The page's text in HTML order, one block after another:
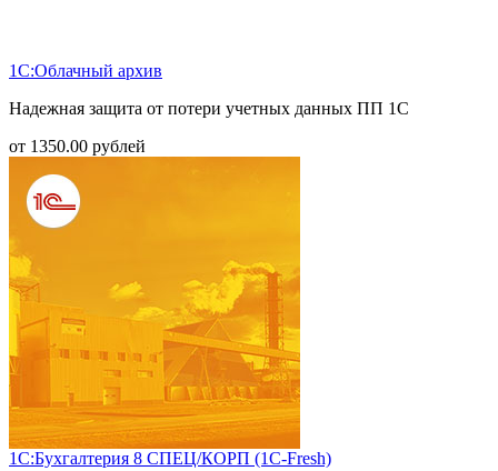
1С:Облачный архив
Надежная защита от потери учетных данных ПП 1С
от 1350.00 рублей
1С:Бухгалтерия 8 СПЕЦ/КОРП (1С-Fresh)